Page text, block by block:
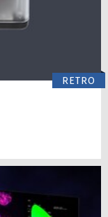
RETRO